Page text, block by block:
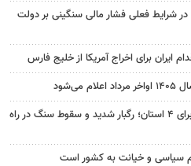
شرایط فعلی فشار مالی سنگینی بر دولت
ایران برای اخراج آمریکا از خلیج فارس
هشدار نارنجی هواشناسی برای ۴ استان؛ رگبار شدید و سقوط سنگ در راه
سیاسی و خیانت به کشور است